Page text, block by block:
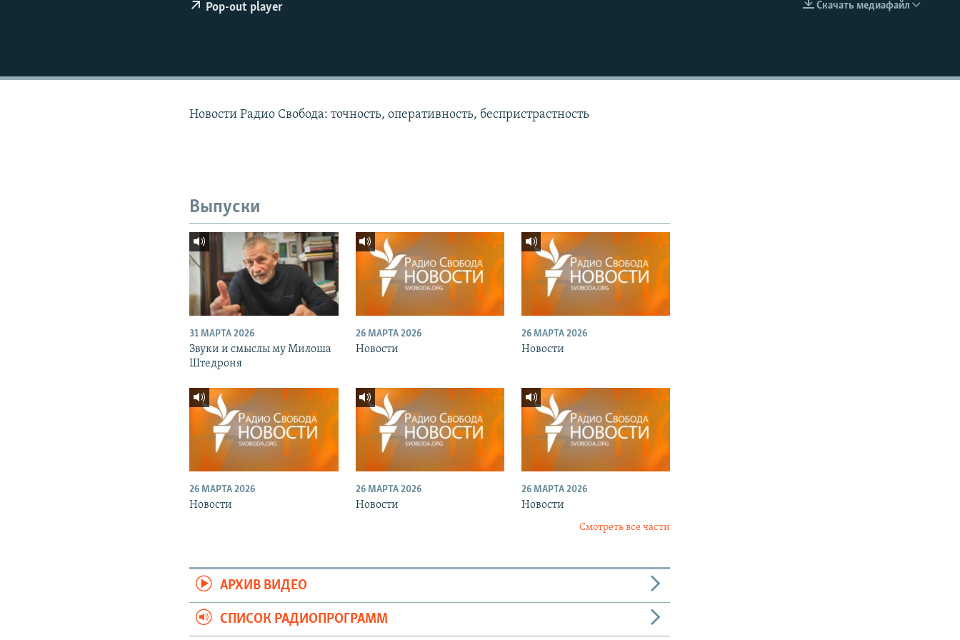
EMBED
Скачать медиафайл
Pop-out player
Новости Радио Свобода: точность, оперативность, беспристрастность
Выпуски
31 МАРТА 2026
Звуки и смыслы му Милоша
Штедроня
26 МАРТА 2026
Новости
26 МАРТА 2026
Новости
26 МАРТА 2026
Новости
26 МАРТА 2026
Новости
26 МАРТА 2026
Новости
Смотреть все части
АРХИВ ВИДЕО
СПИСОК РАДИОПРОГРАММ